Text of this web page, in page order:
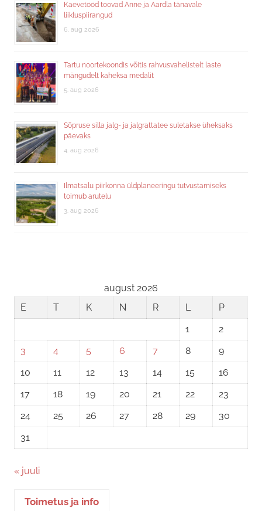
Kaevetööd toovad Anne ja Aardla tänavale
liikluspiirangud
6. aug 2026
Tartu noortekoondis võitis rahvusvahelistelt laste
mängudelt kaheksa medalit
5. aug 2026
Sõpruse silla jalg- ja jalgrattatee suletakse üheksaks
päevaks
4. aug 2026
Ilmatsalu piirkonna üldplaneeringu tutvustamiseks
toimub arutelu
3. aug 2026
august 2026
E
T K N R L
P
1
2
3
4 5 6 7 8
9
10
11 12 13 14 15
16
17
18 19 20 21 22
23
24
25 26 27 28 29
30
31
« juuli
Toimetus ja info